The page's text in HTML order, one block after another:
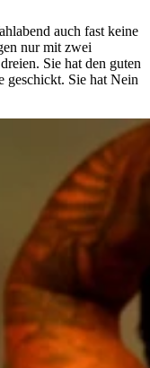
auch fast keine
nur mit zwei
Sie hat den guten
geschickt. Sie hat Nein